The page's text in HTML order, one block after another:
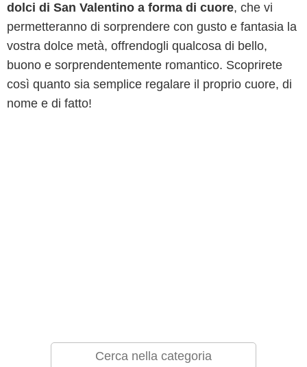
dolci di San Valentino a forma di cuore, che vi
permetteranno di sorprendere con gusto e fantasia la
vostra dolce metà, offrendogli qualcosa di bello,
buono e sorprendentemente romantico. Scoprirete
così quanto sia semplice regalare il proprio cuore, di
nome e di fatto!